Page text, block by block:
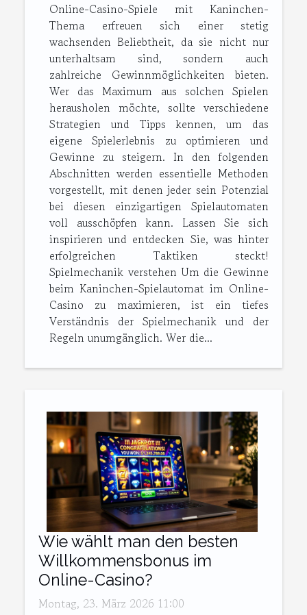
Online-Casino-Spiele mit Kaninchen-
Thema erfreuen sich einer stetig
wachsenden Beliebtheit, da sie nicht nur
unterhaltsam sind, sondern auch
zahlreiche Gewinnmöglichkeiten bieten.
Wer das Maximum aus solchen Spielen
herausholen möchte, sollte verschiedene
Strategien und Tipps kennen, um das
eigene Spielerlebnis zu optimieren und
Gewinne zu steigern. In den folgenden
Abschnitten werden essentielle Methoden
vorgestellt, mit denen jeder sein Potenzial
bei diesen einzigartigen Spielautomaten
voll ausschöpfen kann. Lassen Sie sich
inspirieren und entdecken Sie, was hinter
erfolgreichen Taktiken steckt!
Spielmechanik verstehen Um die Gewinne
beim Kaninchen-Spielautomat im Online-
Casino zu maximieren, ist ein tiefes
Verständnis der Spielmechanik und der
Regeln unumgänglich. Wer die...
Wie wählt man den besten
Willkommensbonus im
Online-Casino?
Montag, 23. März 2026 11:00